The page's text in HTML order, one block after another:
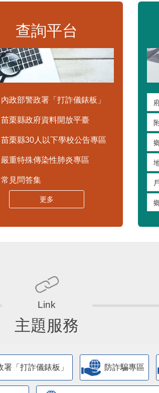
查詢平台
內政部警政署「打詐儀錶板」
苗栗縣政府資料開放平臺
苗栗縣30人以下學校公告專區
嚴重特殊傳染性肺炎專區
常見問答集
更多
主題服務
署「打詐儀錶板」 防詐騙專區